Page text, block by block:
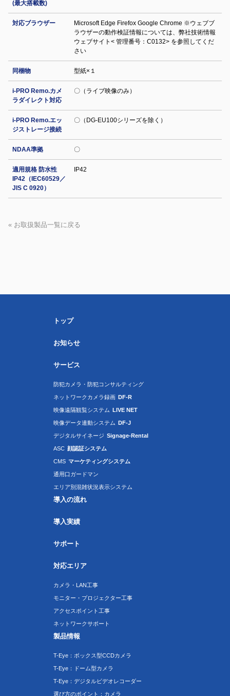
(最大搭載数)
対応ブラウザー
Microsoft Edge Firefox Google Chrome ※ウェブブ
ラウザーの動作検証情報については、弊社技術情報
ウェブサイト< 管理番号：C0132> を参照してくだ
さい
同梱物 型紙×１
i-PRO Remo.カメ
ラダイレクト対応
〇（ライブ映像のみ）
i-PRO Remo.エッ
ジストレージ接続
〇（DG-EU100シリーズを除く）
NDAA準拠 〇
適用規格 防水性
IP42（IEC60529／
JIS C 0920）
IP42
« お取扱製品一覧に戻る
トップ
お知らせ
サービス
防犯カメラ・防犯コンサルティング
ネットワークカメラ録画 DF-R
映像遠隔観覧システム LIVE NET
映像データ連動システム DF-J
デジタルサイネージ Signage-Rental
ASC 顔認証システム
CMS マーケティングシステム
通用口ガードマン
エリア別混雑状況表示システム
導入の流れ
導入実績
サポート
対応エリア
カメラ・LAN工事
モニター・プロジェクター工事
アクセスポイント工事
ネットワークサポート
製品情報
T-Eye：ボックス型CCDカメラ
T-Eye：ドーム型カメラ
T-Eye：デジタルビデオレコーダー
選び方のポイント：カメラ